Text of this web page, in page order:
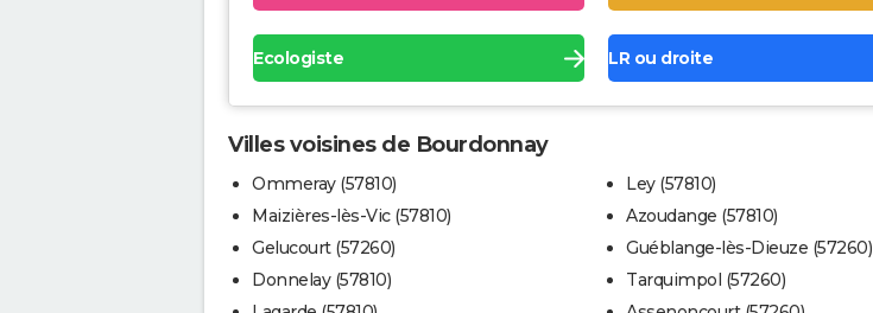
Ecologiste LR ou droite
Villes voisines de Bourdonnay
Ommeray (57810)
Maizières-lès-Vic (57810)
Gelucourt (57260)
Donnelay (57810)
Ley (57810)
Azoudange (57810)
Guéblange-lès-Dieuze (57260)
Tarquimpol (57260)